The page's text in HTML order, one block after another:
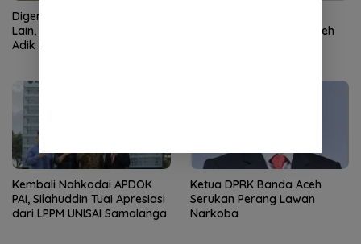
Digerebek Bareng Wanita
Lain, Sekda Nekat Tabrak
Adik Sendiri!
Komisioner Baitul Mal Aceh
Kembali Nahkodai APDOK
PAI, Silahuddin Tuai Apresiasi
dari LPPM UNISAI Samalanga
Ketua DPRK Banda Aceh
Serukan Perang Lawan
Narkoba